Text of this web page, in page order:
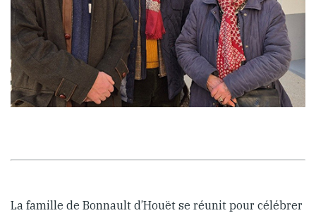
La famille de Bonnault d’Houët se réunit pour célébrer